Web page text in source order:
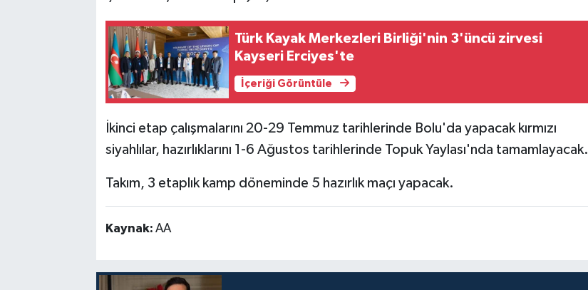
Türk Kayak Merkezleri Birliği'nin 3'üncü zirvesi
Kayseri Erciyes'te
İçeriği Görüntüle
İkinci etap çalışmalarını 20-29 Temmuz tarihlerinde Bolu'da yapacak kırmızı
siyahlılar, hazırlıklarını 1-6 Ağustos tarihlerinde Topuk Yaylası'nda tamamlayacak.
Takım, 3 etaplık kamp döneminde 5 hazırlık maçı yapacak.
Kaynak: AA